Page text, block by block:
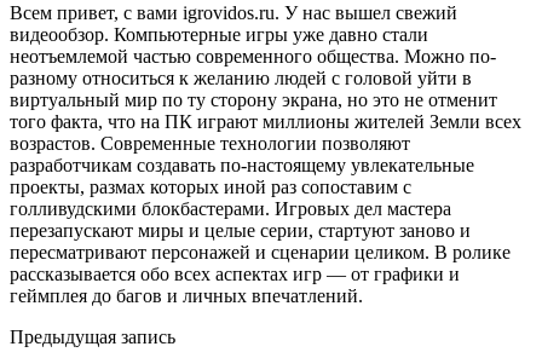
Всем привет, с вами igrovidos.ru. У нас вышел свежий
видеообзор. Компьютерные игры уже давно стали
неотъемлемой частью современного общества. Можно по-
разному относиться к желанию людей с головой уйти в
виртуальный мир по ту сторону экрана, но это не отменит
того факта, что на ПК играют миллионы жителей Земли всех
возрастов. Современные технологии позволяют
разработчикам создавать по-настоящему увлекательные
проекты, размах которых иной раз сопоставим с
голливудскими блокбастерами. Игровых дел мастера
перезапускают миры и целые серии, стартуют заново и
пересматривают персонажей и сценарии целиком. В ролике
рассказывается обо всех аспектах игр — от графики и
геймплея до багов и личных впечатлений.
Предыдущая запись